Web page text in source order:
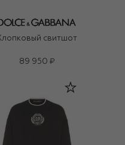
свитшот
89 950 ₽